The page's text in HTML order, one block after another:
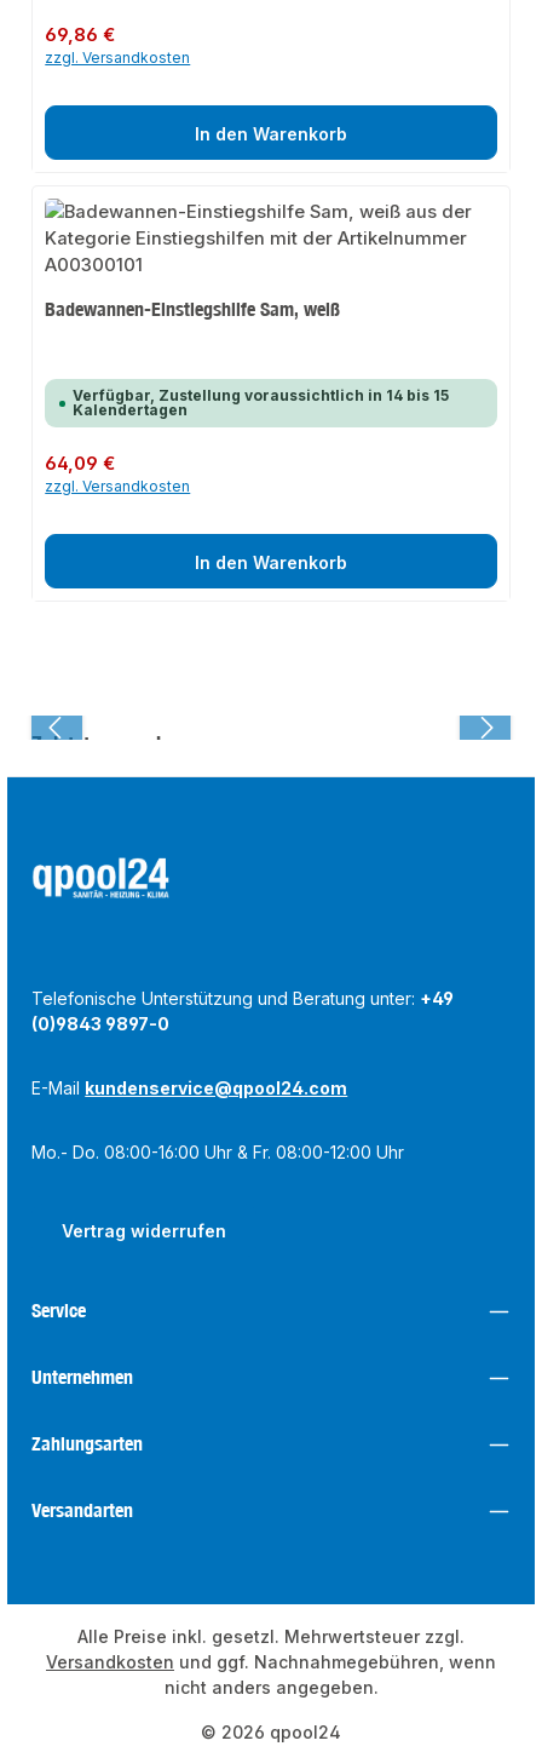
Regulärer Preis:
69,86 €
zzgl. Versandkosten
In den Warenkorb
Badewannen-Einstiegshilfe Sam, weiß
Verfügbar, Zustellung voraussichtlich in 14 bis 15
Kalendertagen
Regulärer Preis:
64,09 €
zzgl. Versandkosten
In den Warenkorb
Zuletzt angesehen:
Telefonische Unterstützung und Beratung unter: +49
(0)9843 9897-0
E-Mail kundenservice@qpool24.com
Mo.- Do. 08:00-16:00 Uhr & Fr. 08:00-12:00 Uhr
Vertrag widerrufen
Service
Unternehmen
Zahlungsarten
Versandarten
© 2026 qpool24
Alle Preise inkl. gesetzl. Mehrwertsteuer zzgl.
Versandkosten und ggf. Nachnahmegebühren, wenn
nicht anders angegeben.